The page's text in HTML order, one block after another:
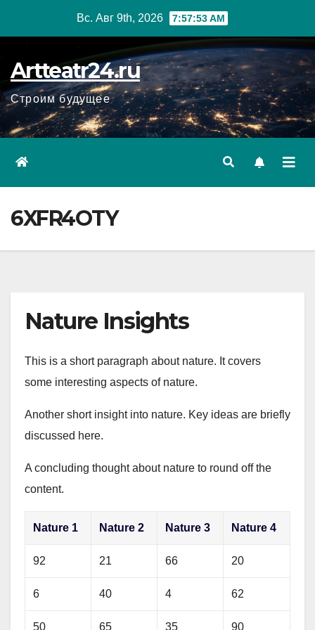
Вс. Авг 9th, 2026 7:57:54 AM
Artteatr24.ru
Строим будущее
6XFR4OTY
Nature Insights
This is a short paragraph about nature. It covers
some interesting aspects of nature.
Another short insight into nature. Key ideas are briefly
discussed here.
A concluding thought about nature to round off the
content.
Nature 1 Nature 2 Nature 3 Nature 4
92 21 66 20
6 40 4 62
50 65 35 90